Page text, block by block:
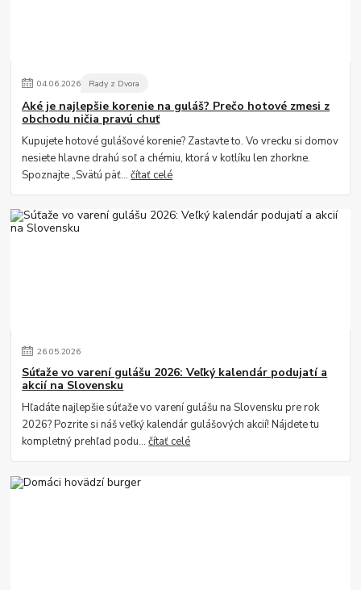
04.06.2026 Rady z Dvora
Aké je najlepšie korenie na guláš? Prečo hotové zmesi z
obchodu ničia pravú chuť
Kupujete hotové gulášové korenie? Zastavte to. Vo vrecku si domov
nesiete hlavne drahú soľ a chémiu, ktorá v kotlíku len zhorkne.
Spoznajte „Svätú päť...čítať celé
26.05.2026
Súťaže vo varení gulášu 2026: Veľký kalendár podujatí a
akcií na Slovensku
Hľadáte najlepšie súťaže vo varení gulášu na Slovensku pre rok
2026? Pozrite si náš veľký kalendár gulášových akcií! Nájdete tu
kompletný prehľad podu...čítať celé